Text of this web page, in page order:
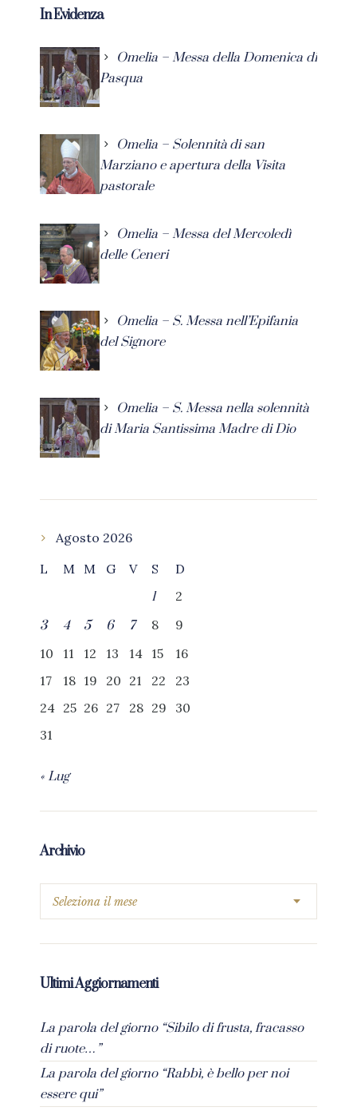
In Evidenza
Omelia – Messa della Domenica di
Pasqua
Omelia – Solennità di san
Marziano e apertura della Visita
pastorale
Omelia – Messa del Mercoledì
delle Ceneri
Omelia – S. Messa nell’Epifania
del Signore
Omelia – S. Messa nella solennità
di Maria Santissima Madre di Dio
Agosto 2026
L
M M G V S
D
1
2
3
4 5 6 7 8
9
10
11 12 13 14 15
16
17
18 19 20 21 22
23
24 25 26 27 28 29
30
31
« Lug
Archivio
Ultimi Aggiornamenti
La parola del giorno “Sibilo di frusta, fracasso
di ruote…”
La parola del giorno “Rabbì, è bello per noi
essere qui”